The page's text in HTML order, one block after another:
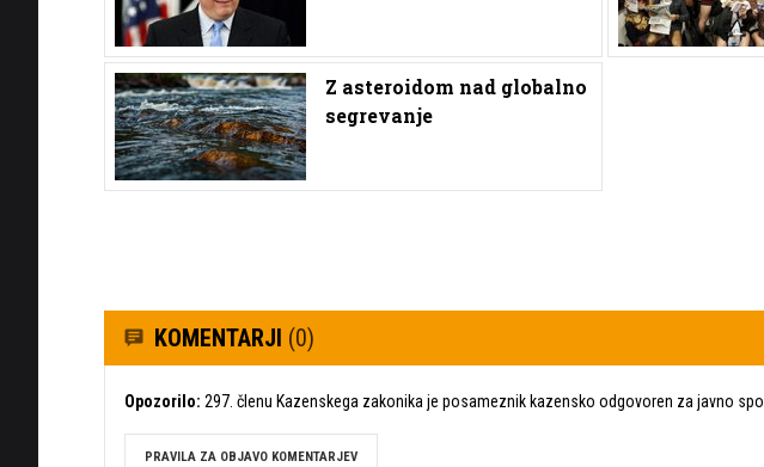
Z asteroidom nad globalno
segrevanje
KOMENTARJI (0)
Opozorilo: 297. členu Kazenskega zakonika je posameznik kazensko odgovoren za javno
PRAVILA ZA OBJAVO KOMENTARJEV